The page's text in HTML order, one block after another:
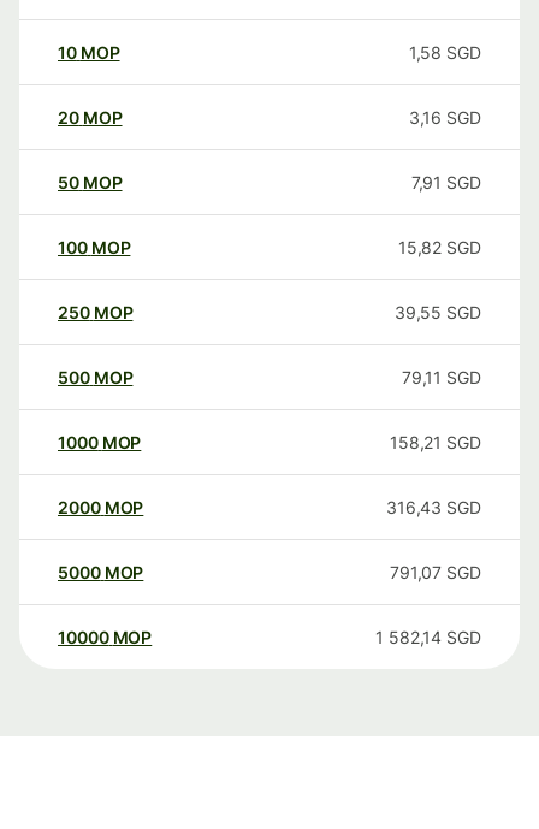
10 MOP 1,58 SGD
20 MOP 3,16 SGD
50 MOP 7,91 SGD
100 MOP 15,82 SGD
250 MOP 39,55 SGD
500 MOP 79,11 SGD
1000 MOP 158,21 SGD
2000 MOP 316,43 SGD
5000 MOP 791,07 SGD
10000 MOP 1 582,14 SGD